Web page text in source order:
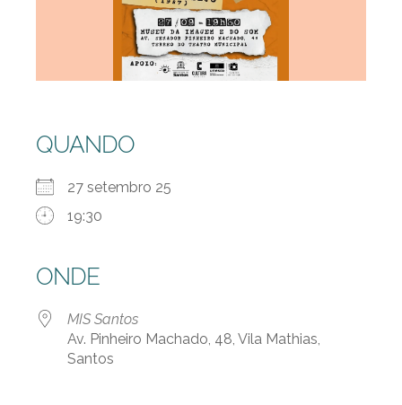
QUANDO
27 setembro 25
19:30
ONDE
MIS Santos
Av. Pinheiro Machado, 48, Vila Mathias,
Santos